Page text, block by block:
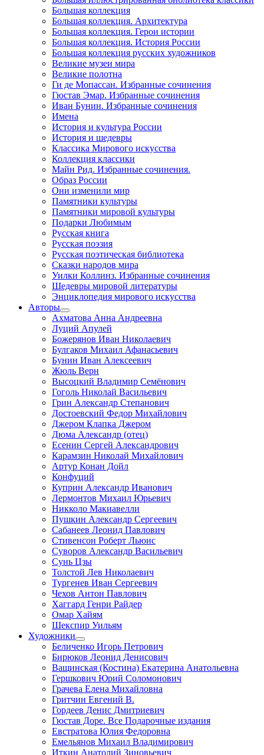
Большая коллекция
Большая коллекция. Архитектура
Большая коллекция. Герои истории
Большая коллекция. История России
Большая коллекция русских художников
Великие музеи мира
Великие полотна
Ги де Мопассан. Избранные сочинения
Гюстав Эмар. Избранные сочинения
Иван Бунин. Избранные сочинения
Имена
История и культура России
История и шедевры
Классика Мирового искусства
Коллекция классики
Майн Рид. Избранные сочинения.
Образ России
Они изменили мир
Памятники культуры
Памятники мировой культуры
Подарки Любимым
Русская книга
Русская поэзия
Русская поэтическая библиотека
Сказки народов мира
Уилки Коллинз. Избранные сочинения
Шедевры мировой литературы
Энциклопедия мирового искусства
Авторы
Ахматова Анна Андреевна
Луций Апулей
Божерянов Иван Николаевич
Булгаков Михаил Афанасьевич
Бунин Иван Алексеевич
Жюль Верн
Высоцкий Владимир Семёнович
Гоголь Николай Васильевич
Грин Александр Степанович
Достоевский Федор Михайлович
Джером Клапка Джером
Дюма Александр (отец)
Есенин Сергей Александрович
Карамзин Николай Михайлович
Артур Конан Дойл
Конфуций
Куприн Александр Иванович
Лермонтов Михаил Юрьевич
Никколо Макиавелли
Пушкин Александр Сергеевич
Сабанеев Леонид Павлович
Стивенсон Роберт Льюис
Суворов Александр Васильевич
Сунь Цзы
Толстой Лев Николаевич
Тургенев Иван Сергеевич
Чехов Антон Павлович
Хаггард Генри Райдер
Омар Хайям
Шекспир Уильям
Художники
Беличенко Игорь Петрович
Бирюков Леонид Денисович
Ващинская (Костина) Екатерина Анатольевна
Гершкович Юрий Соломонович
Грачева Елена Михайловна
Гритчин Евгений В.
Гордеев Денис Дмитриевич
Гюстав Доре. Все Подарочные издания
Евстратова Юлия Федоровна
Емельянов Михаил Владимирович
Иткин Анатолий Зиновьевич